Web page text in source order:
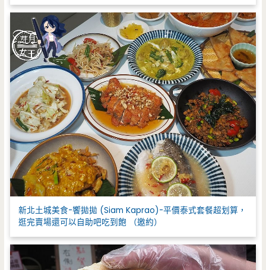
新北土城美食-饗拋拋 (Siam Kaprao)-平價泰式套餐超划算，
逛完賣場還可以自助吧吃到飽 （邀約）